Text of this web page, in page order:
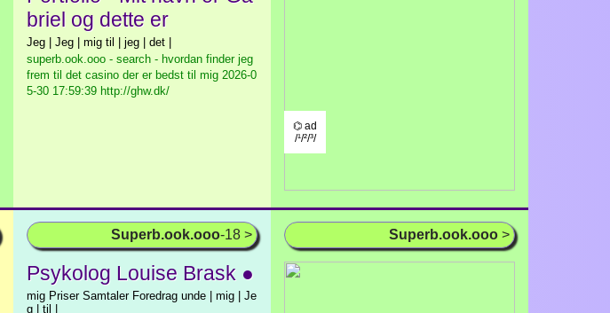
briel og dette er
Jeg | Jeg | mig til | jeg | det |
superb.ook.ooo - search - hvordan finder jeg
frem til det casino der er bedst til mig 2026-0
5-30 17:59:39 http://ghw.dk/
⌬ ad
/¹/²/³/
Superb.ook.ooo-18 >
Psykolog Louise Brask ●
mig Priser Samtaler Foredrag unde | mig | Je
g | til |
Superb.ook.ooo >